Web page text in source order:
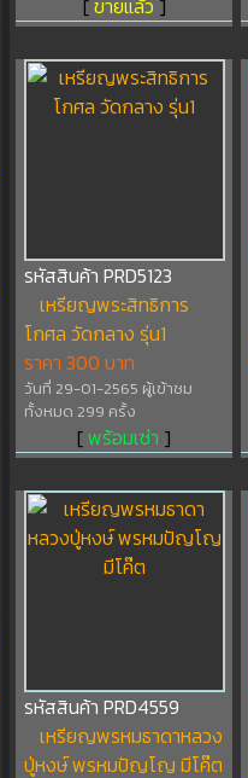
[ขายแล้ว ]
รหัสสินค้า PRD5123
เหรียญพระสิทธิการ
โกศล วัดกลาง รุ่น1
ราคา 300 บาท
วันที่ 29-01-2565 ผู้เข้าชม
ทั้งหมด 299 ครั้ง
[พร้อมเช่า ]
รหัสสินค้า PRD4559
เหรียญพรหมธาดาหลวง
ปู่หงษ์ พรหมปัญโญ มีโค๊ต